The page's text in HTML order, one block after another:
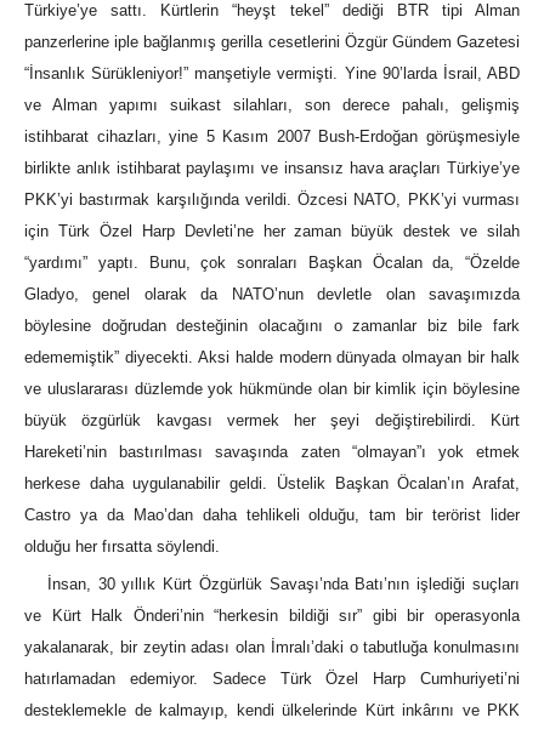
Türkiye’ye sattı. Kürtlerin “heyşt tekel” dediği BTR tipi Alman
panzerlerine iple bağlanmış gerilla cesetlerini Özgür Gündem Gazetesi
“İnsanlık Sürükleniyor!” manşetiyle vermişti. Yine 90’larda İsrail, ABD
ve Alman yapımı suikast silahları, son derece pahalı, gelişmiş
istihbarat cihazları, yine 5 Kasım 2007 Bush-Erdoğan görüşmesiyle
birlikte anlık istihbarat paylaşımı ve insansız hava araçları Türkiye’ye
PKK’yi bastırmak karşılığında verildi. Özcesi NATO, PKK’yi vurması
için Türk Özel Harp Devleti’ne her zaman büyük destek ve silah
“yardımı” yaptı. Bunu, çok sonraları Başkan Öcalan da, “Özelde
Gladyo, genel olarak da NATO’nun devletle olan savaşımızda
böylesine doğrudan desteğinin olacağını o zamanlar biz bile fark
edememiştik” diyecekti. Aksi halde modern dünyada olmayan bir halk
ve uluslararası düzlemde yok hükmünde olan bir kimlik için böylesine
büyük özgürlük kavgası vermek her şeyi değiştirebilirdi. Kürt
Hareketi’nin bastırılması savaşında zaten “olmayan”ı yok etmek
herkese daha uygulanabilir geldi. Üstelik Başkan Öcalan’ın Arafat,
Castro ya da Mao’dan daha tehlikeli olduğu, tam bir terörist lider
olduğu her fırsatta söylendi.
İnsan, 30 yıllık Kürt Özgürlük Savaşı’nda Batı’nın işlediği suçları
ve Kürt Halk Önderi’nin “herkesin bildiği sır” gibi bir operasyonla
yakalanarak, bir zeytin adası olan İmralı’daki o tabutluğa konulmasını
hatırlamadan edemiyor. Sadece Türk Özel Harp Cumhuriyeti’ni
desteklemekle de kalmayıp, kendi ülkelerinde Kürt inkârını ve PKK